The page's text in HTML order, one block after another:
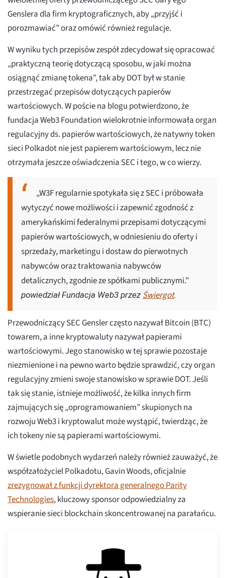
Genslera dla firm kryptograficznych, aby „przyjść i
porozmawiać” oraz omówić również regulacje.
W wyniku tych przepisów zespół zdecydował się opracować
„praktyczną teorię dotyczącą sposobu, w jaki można
osiągnąć zmianę tokena”, tak aby DOT był w stanie
przestrzegać przepisów dotyczących papierów
wartościowych. W poście na blogu potwierdzono, że
fundacja Web3 Foundation wielokrotnie informowała organ
regulacyjny ds. papierów wartościowych, że natywny token
sieci Polkadot nie jest papierem wartościowym, lecz nie
otrzymała jeszcze oświadczenia SEC i tego, w co wierzy.
„W3F regularnie spotykała się z SEC i próbowała
wytyczyć nowe możliwości i zapewnić zgodność z
amerykańskimi federalnymi przepisami dotyczącymi
papierów wartościowych, w odniesieniu do oferty i
sprzedaży, marketingu i dostaw do pierwotnych
nabywców oraz traktowania nabywców
detalicznych, zgodnie ze spółkami publicznymi.”
powiedział Fundacja Web3 przez Świergot.
Przewodniczący SEC Gensler często nazywał Bitcoin (BTC)
towarem, a inne kryptowaluty nazywał papierami
wartościowymi. Jego stanowisko w tej sprawie pozostaje
niezmienione i na pewno warto będzie sprawdzić, czy organ
regulacyjny zmieni swoje stanowisko w sprawie DOT. Jeśli
tak się stanie, istnieje możliwość, że kilka innych firm
zajmujących się „oprogramowaniem” skupionych na
rozwoju Web3 i kryptowalut może wystąpić, twierdząc, że
ich tokeny nie są papierami wartościowymi.
W świetle podobnych wydarzeń należy również zauważyć, że
współzałożyciel Polkadotu, Gavin Woods, oficjalnie
zrezygnował z funkcji dyrektora generalnego Parity
Technologies, kluczowy sponsor odpowiedzialny za
wspieranie sieci blockchain skoncentrowanej na parałańcu.